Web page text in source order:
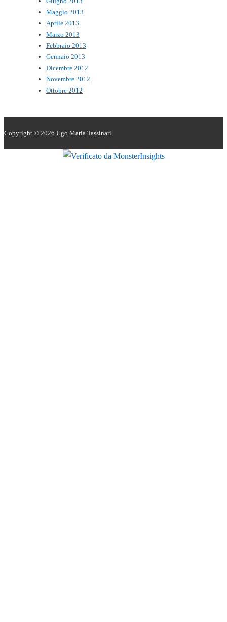
Maggio 2013
Aprile 2013
Marzo 2013
Febbraio 2013
Gennaio 2013
Dicembre 2012
Novembre 2012
Ottobre 2012
Copyright © 2026 Ugo Maria Tassinari